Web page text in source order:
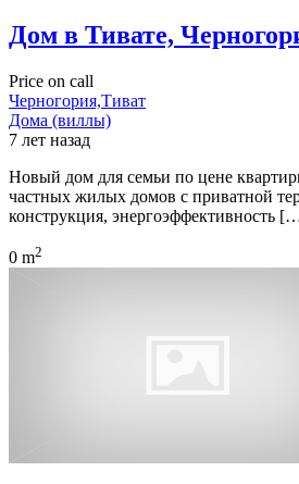
Дом в Тивате,
Price on call
Черногория,Тиват
Дома (виллы)
7 лет назад
Новый дом для семьи по цене
частных жилых домов с приватной
конструкция, энергоэффективность
0 m2